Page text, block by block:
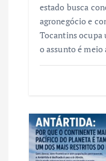
estado busca
agronegócio e
Tocantins ocupa
o assunto é